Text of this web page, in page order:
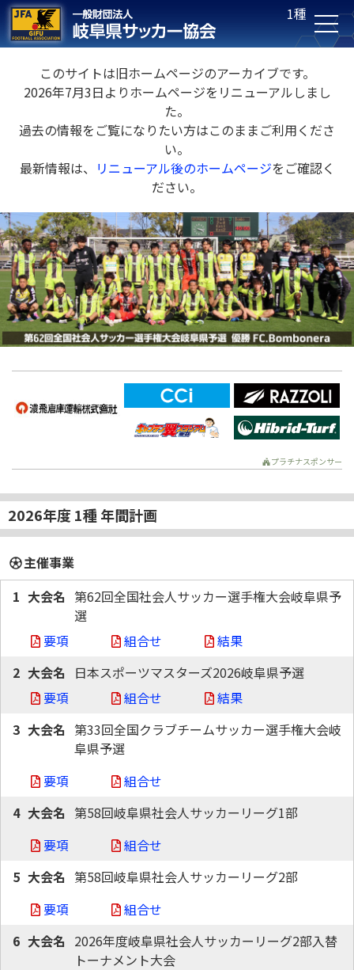
1種
このサイトは旧ホームページのアーカイブです。
2026年7月3日よりホームページをリニューアルしまし
た。
過去の情報をご覧になりたい方はこのままご利用くださ
い。
最新情報は、 リニューアル後のホームページをご確認く
ださい。
プラチナスポンサー
2026年度 1種 年間計画
主催事業
1
第62回全国社会人サッカー選手権大会岐阜県予
選
要項
組合せ
結果
2
日本スポーツマスターズ2026岐阜県予選
要項
組合せ
結果
3
第33回全国クラブチームサッカー選手権大会岐
阜県予選
要項
組合せ
4
第58回岐阜県社会人サッカーリーグ1部
要項
組合せ
5
第58回岐阜県社会人サッカーリーグ2部
要項
組合せ
6
2026年度岐阜県社会人サッカーリーグ2部入替
トーナメント大会